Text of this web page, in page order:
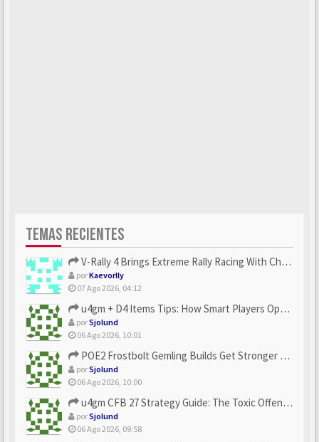
TEMAS RECIENTES
V-Rally 4 Brings Extreme Rally Racing With Challenging Track...
porKaevorlly
07 Ago 2026, 04:12
u4gm + D4 Items Tips: How Smart Players Optimize Gear, Build...
porSjolund
06 Ago 2026, 10:01
POE2 Frostbolt Gemling Builds Get Stronger With u4gm’s Ice C...
porSjolund
06 Ago 2026, 10:00
u4gm CFB 27 Strategy Guide: The Toxic Offensive Scheme Your ...
porSjolund
06 Ago 2026, 09:58